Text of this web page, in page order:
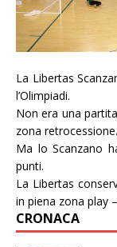
La Libertas
l’Olimpiadi.
Non era una
zona retrocessione.
Ma lo Scanzano
punti.
La Libertas
in piena zona play
CRONACA